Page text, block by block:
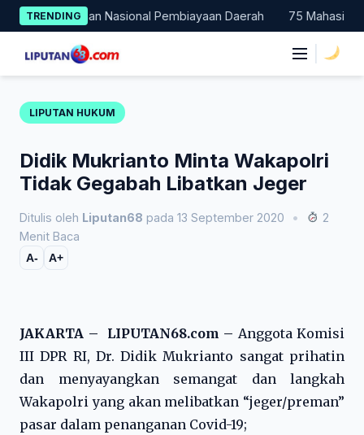
Skip
to
content
TRENDINGNasional Pembiayaan Daerah 75 Mahasiswa
LIPUTAN HUKUM
Didik Mukrianto Minta Wakapolri
Tidak Gegabah Libatkan Jeger
Ditulis oleh Liputan68 pada 13 September 2020 •
2
Menit Baca
A- A+
JAKARTA – LIPUTAN68.com – Anggota Komisi
III DPR RI, Dr. Didik Mukrianto sangat prihatin
dan menyayangkan semangat dan langkah
Wakapolri yang akan melibatkan “jeger/preman”
pasar dalam penanganan Covid-19;